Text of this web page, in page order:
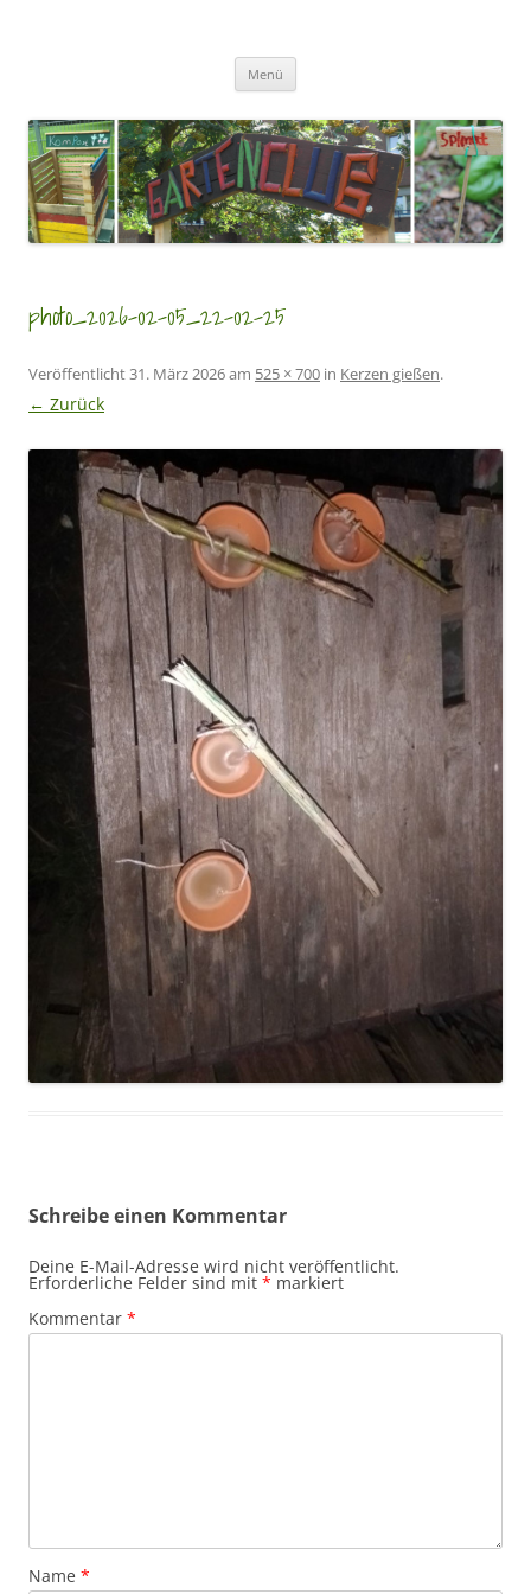
Menü
photo_2026-02-05_22-02-25
Veröffentlicht31. März 2026am 525 × 700 in Kerzen gießen.
← Zurück
Schreibe einen Kommentar
Deine E-Mail-Adresse wird nicht veröffentlicht.
Erforderliche Felder sind mit * markiert
Kommentar *
Name *